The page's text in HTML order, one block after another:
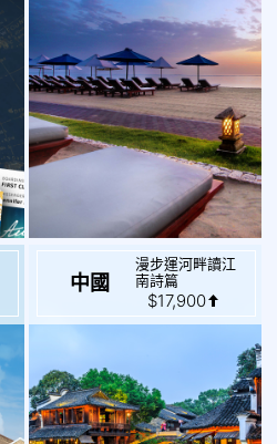
中國
漫步運河畔讀江
南詩篇
$17,900